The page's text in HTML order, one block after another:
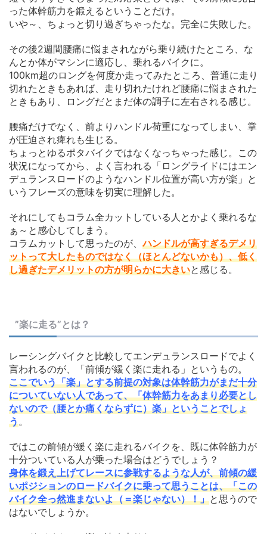
った体幹筋力を鍛えるということだけ。
いや～、ちょっと切り過ぎちゃったな。完全に失敗した。
その後2週間腰痛に悩まされながら乗り続けたところ、な
んとか体がマシンに適応し、乗れるバイクに。
100km超のロングを何度か走ってみたところ、普通に走り
切れたときもあれば、走り切れたけれど腰痛に悩まされた
ときもあり、ロングだとまだ体の調子に左右される感じ。
腰痛だけでなく、前よりハンドル荷重になってしまい、掌
が圧迫され痺れも生じる。
ちょっとゆるポタバイクではなくなっちゃった感じ。この
状況になってから、よく言われる「ロングライドにはエン
デュランスロードのようなハンドル位置が高い方が楽」と
いうフレーズの意味を切実に理解した。
それにしてもコラム全カットしている人とかよく乗れるな
ぁ～と感心してしまう。
コラムカットして思ったのが、ハンドルが高すぎるデメリ
ットって大したものではなく（ほとんどないかも）、低く
し過ぎたデメリットの方が明らかに大きいと感じる。
”楽に走る”とは？
レーシングバイクと比較してエンデュランスロードでよく
言われるのが、「前傾が緩く楽に走れる」というもの。
ここでいう「楽」とする前提の対象は体幹筋力がまだ十分
についていない人であって、「体幹筋力をあまり必要とし
ないので（腰とか痛くならずに）楽」ということでしょ
う。
ではこの前傾が緩く楽に走れるバイクを、既に体幹筋力が
十分ついている人が乗った場合はどうでしょう？
身体を鍛え上げてレースに参戦するような人が、前傾の緩
いポジションのロードバイクに乗って思うことは、「この
バイク全っ然進まないよ（＝楽じゃない）！」と思うので
はないでしょうか。